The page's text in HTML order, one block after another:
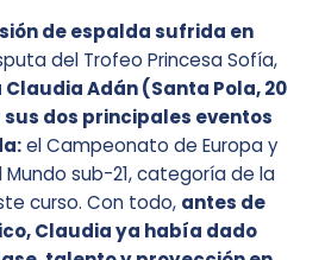
de espalda sufrida en
del Trofeo Princesa Sofía,
Claudia Adán (Santa Pola, 20
dos principales eventos
el Campeonato de Europa y
sub-21, categoría de la
curso. Con todo, antes de
Claudia ya había dado